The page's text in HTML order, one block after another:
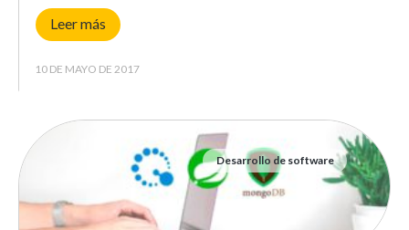
Leer más
10 DE MAYO DE 2017
Desarrollo de software